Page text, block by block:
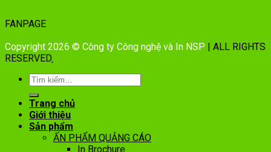
FANPAGE
Copyright 2026 © Công ty Công nghệ và In NSP | ALL RIGHTS
RESERVED.
Trang chủ
Giới thiệu
Sản phẩm
ẤN PHẨM QUẢNG CÁO
In Brochure